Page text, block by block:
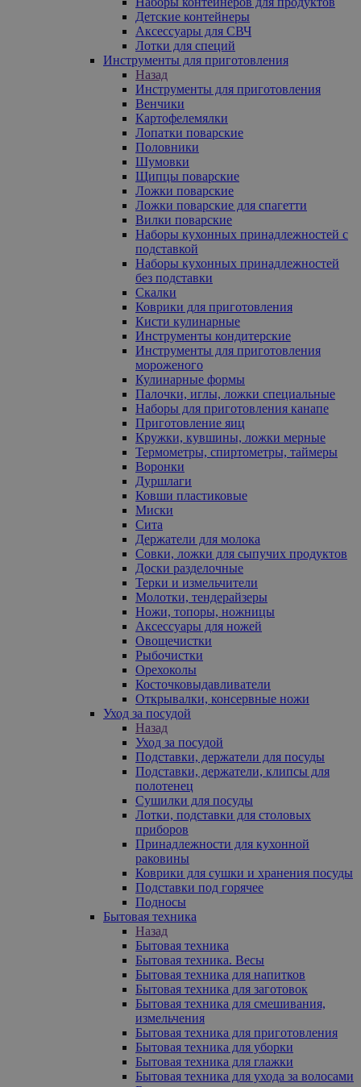
Детские контейнеры
Аксессуары для СВЧ
Лотки для специй
Инструменты для приготовления
Назад
Инструменты для приготовления
Венчики
Картофелемялки
Лопатки поварские
Половники
Шумовки
Щипцы поварские
Ложки поварские
Ложки поварские для спагетти
Вилки поварские
Наборы кухонных принадлежностей с
подставкой
Наборы кухонных принадлежностей
без подставки
Скалки
Коврики для приготовления
Кисти кулинарные
Инструменты кондитерские
Инструменты для приготовления
мороженого
Кулинарные формы
Палочки, иглы, ложки специальные
Наборы для приготовления канапе
Приготовление яиц
Кружки, кувшины, ложки мерные
Термометры, спиртометры, таймеры
Воронки
Дуршлаги
Ковши пластиковые
Миски
Сита
Держатели для молока
Совки, ложки для сыпучих продуктов
Доски разделочные
Терки и измельчители
Молотки, тендерайзеры
Ножи, топоры, ножницы
Аксессуары для ножей
Овощечистки
Рыбочистки
Орехоколы
Косточковыдавливатели
Открывалки, консервные ножи
Уход за посудой
Назад
Уход за посудой
Подставки, держатели для посуды
Подставки, держатели, клипсы для
полотенец
Сушилки для посуды
Лотки, подставки для столовых
приборов
Принадлежности для кухонной
раковины
Коврики для сушки и хранения посуды
Подставки под горячее
Подносы
Бытовая техника
Назад
Бытовая техника
Бытовая техника. Весы
Бытовая техника для напитков
Бытовая техника для заготовок
Бытовая техника для смешивания,
измельчения
Бытовая техника для приготовления
Бытовая техника для уборки
Бытовая техника для глажки
Бытовая техника для ухода за волосами